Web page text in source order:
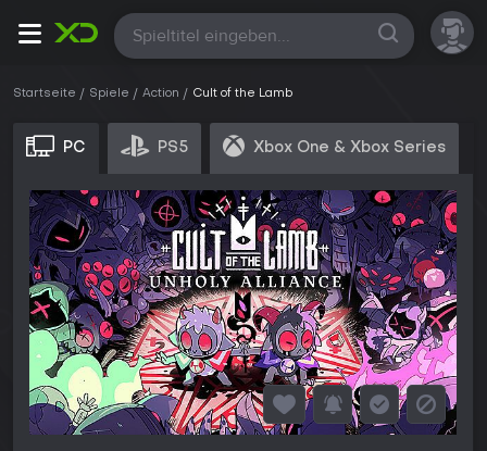
Alle
Startseite Spiele Action Cult of the Lamb
PC PS5 Xbox One & Xbox Series